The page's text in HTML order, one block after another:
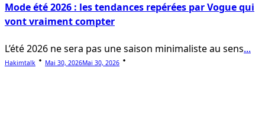
Mode été 2026 : les tendances repérées par Vogue qui
vont vraiment compter
L’été 2026 ne sera pas une saison minimaliste au sens...
Hakimtalk Mai 30, 2026Mai 30, 2026